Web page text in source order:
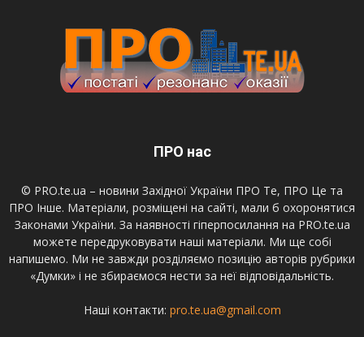
ПРО нас
© PRO.te.ua – новини Західної України ПРО Те, ПРО Це та
ПРО Інше. Матеріали, розміщені на сайті, мали б охоронятися
Законами України. За наявності гіперпосилання на PRO.te.ua
можете передруковувати наші матеріали. Ми ще собі
напишемо. Ми не завжди розділяємо позицію авторів рубрики
«Думки» і не збираємося нести за неї відповідальність.
Наші контакти: pro.te.ua@gmail.com